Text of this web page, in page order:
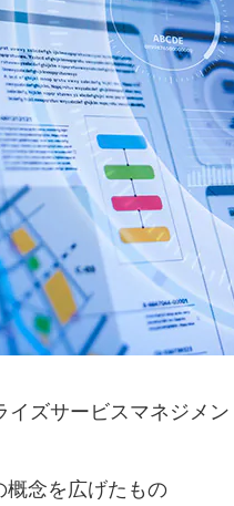
ズサービスマネジメ
概念を広げたもの